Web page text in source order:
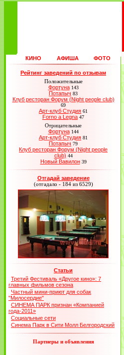
КИНО АФИША ФОТО
Рейтинг заведений по отзывам
Положительные
Фортуна 143
Потапыч 83
Клуб ресторан Форум (Night people club)
69
Арт-клуб Студия 61
Forno a Legna 47
Отрицательные
Фортуна 144
Арт-клуб Студия 81
Потапыч 79
Клуб ресторан Форум (Night people
club) 44
Новый Вавилон 39
Отгадай заведение
(отгадало - 184 из 6529)
Статьи
Третий Фестиваль «Другое кино»: 7
главных фильмов сезона
Частный мини-приют для собак
"Милосердие"
СИНЕМА ПАРК признан «Компанией
года-2011»
Социальные сети
Синема Парк в Сити Молл Белгородский
Партнеры и объявления